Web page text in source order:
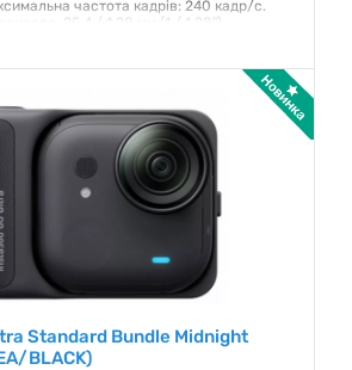
частота кадрів: 240 кадр/с.
25,4 / 1,28 мм (1 / 1.28"),
6,35 см (2.5"). Кут огляду: 156°,
відстань: 14,3 мм. Чуттєвість по ISO: 100,
Standard Bundle Midnight
BLACK)